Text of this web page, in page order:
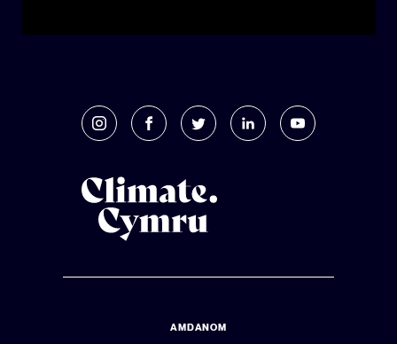
AMDANOM